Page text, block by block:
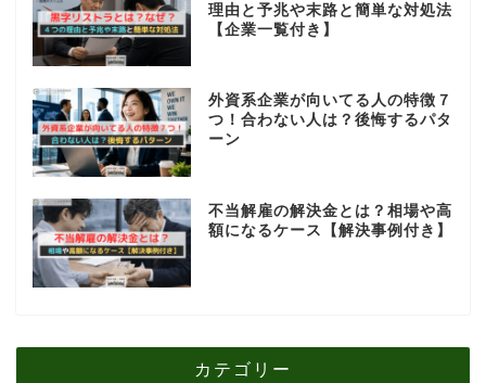
理由と予兆や末路と簡単な対処法
【企業一覧付き】
外資系企業が向いてる人の特徴７
つ！合わない人は？後悔するパタ
ーン
不当解雇の解決金とは？相場や高
額になるケース【解決事例付き】
カテゴリー